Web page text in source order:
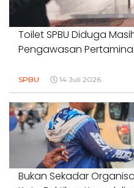
Toilet SPBU Diduga
Pengawasan
SPBU 14 Juli 2026
Bukan Sekadar